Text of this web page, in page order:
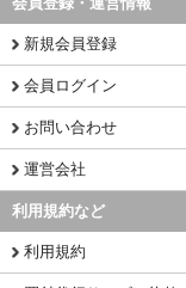
新規会員登録
会員ログイン
お問い合わせ
運営会社
利用規約など
利用規約